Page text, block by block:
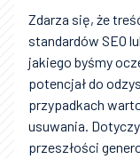
Zdarza się, że
standardów SEO
jakiego byśmy
potencjał do
przypadkach
usuwania.
przeszłości